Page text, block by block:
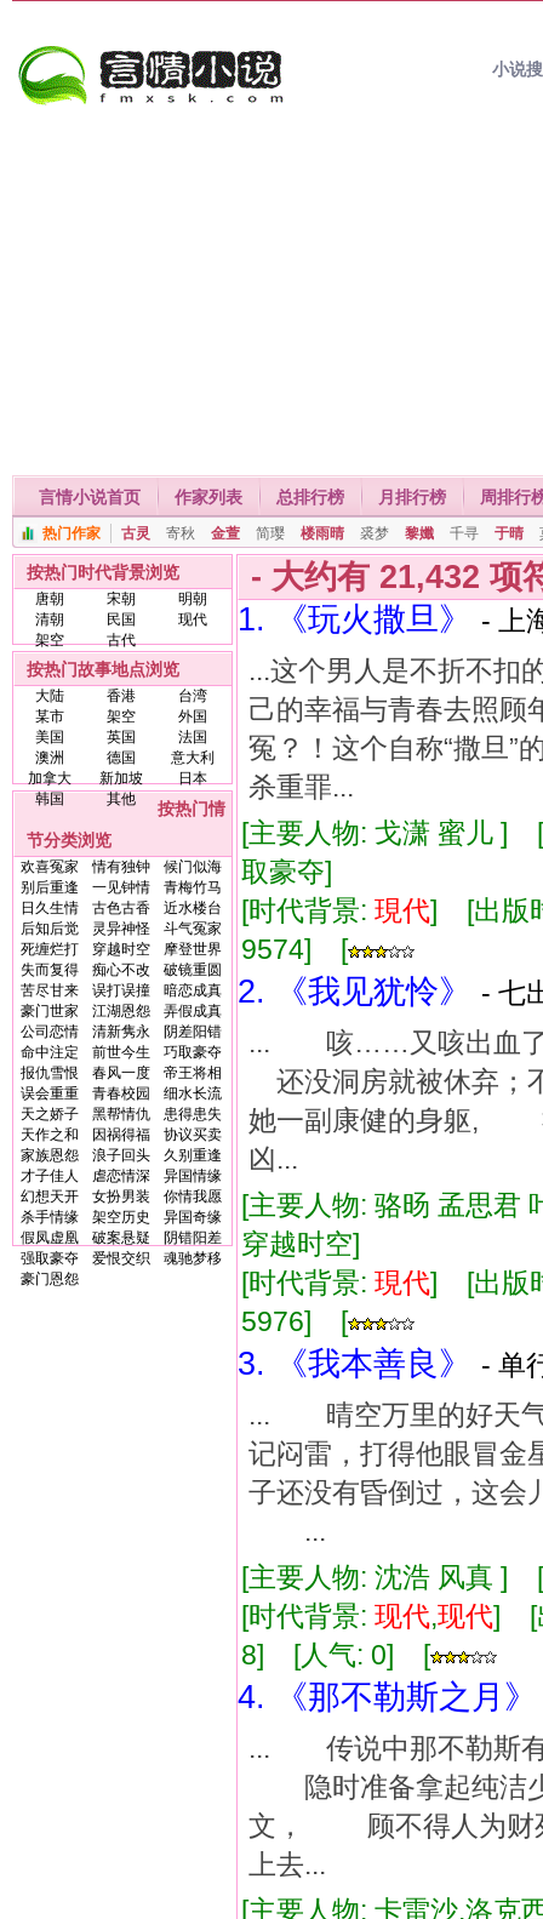
小说
言情小说首页 作家列表 总排行榜 月排行榜 周排行
热门作家 古灵 寄秋 金萱 简璎 楼雨晴 裘梦 黎孅 千寻 于晴
按热门时代背景浏览
唐朝 宋朝
明朝
清朝
民国
现代
架空
古代
按热门故事地点浏览
大陆 香港
台湾
某市
架空
外国
美国
英国
法国
澳洲
德国
意大利
加拿大
新加坡
日本
韩国
其他
按热门情
节分类浏览
欢喜冤家 情有独钟
候门似海
别后重逢
一见钟情
青梅竹马
日久生情
古色古香
近水楼台
后知后觉
灵异神怪
斗气冤家
死缠烂打
穿越时空
摩登世界
失而复得
痴心不改
破镜重圆
苦尽甘来
误打误撞
暗恋成真
豪门世家
江湖恩怨
弄假成真
公司恋情
清新隽永
阴差阳错
命中注定
前世今生
巧取豪夺
报仇雪恨
春风一度
帝王将相
误会重重
青春校园
细水长流
天之娇子
黑帮情仇
患得患失
天作之和
因祸得福
协议买卖
家族恩怨
浪子回头
久别重逢
才子佳人
虐恋情深
异国情缘
幻想天开
女扮男装
你情我愿
杀手情缘
架空历史
异国奇缘
假凤虚凰
破案悬疑
阴错阳差
强取豪夺
爱恨交织
魂驰梦移
豪门恩怨
- 大约有 21,432 项
1. 《玩火撒旦》
- 上
...这个男人是不折不扣
己的幸福与青春去照顾
冤？！这个自称“撒旦”
杀重罪...
[主要人物: 戈潇 蜜儿 ]
取豪夺]
[时代背景: 現代] [出版
9574] [
2. 《我见犹怜》
- 七
... 咳……又咳出血
还没洞房就被休弃
她一副康健的身躯,
凶...
[主要人物: 骆旸 孟思
穿越时空]
[时代背景: 現代] [出版
5976] [
3. 《我本善良》
- 单
... 晴空万里的好天气
记闷雷，打得他眼冒
子还没有昏倒过，这会
...
[主要人物: 沈浩 风真
[时代背景: 现代,现代] [
8] [人气: 0] [
4. 《那不勒斯之月》
... 传说中那不勒斯
隐时准备拿起纯洁
文， 顾不得人为财
上去...
[主要人物: 卡雷沙.洛